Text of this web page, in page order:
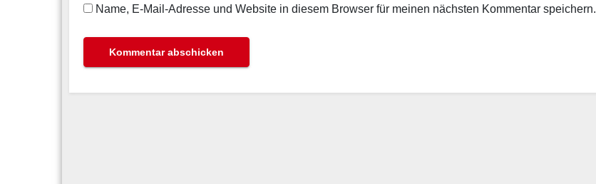
Name, E-Mail-Adresse und Website in diesem Browser für meinen nächsten Kommentar speichern.